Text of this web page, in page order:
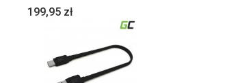
199,95 zł